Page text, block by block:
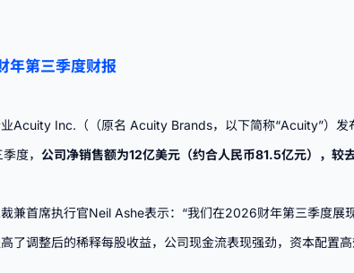
第三季度财报
Acuity Inc. （（原名 Acuity Brands，以下简称“Acuity”）
度， 公司净销售额为12亿美元（约合人民币81.5亿元），较
兼首席执行官Neil Ashe表示：“我们在2026财年第三季度展
了调整后的稀释每股收益，公司现金流表现强劲，资本配置